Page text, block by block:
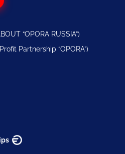
“OPORA RUSSIA”)
Partnership “OPORA”)